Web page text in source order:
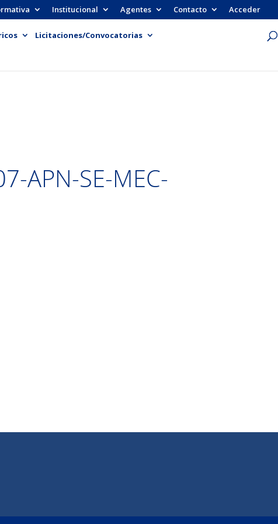
Institucional Agentes Contacto Acceder
Licitaciones/Convocatorias
APN-SE-MEC-